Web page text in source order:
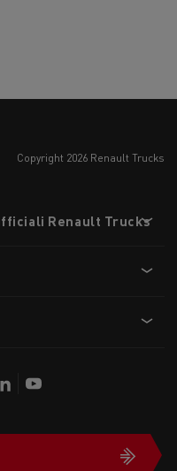
copyright 2026 Renault Trucks
Renault Trucks